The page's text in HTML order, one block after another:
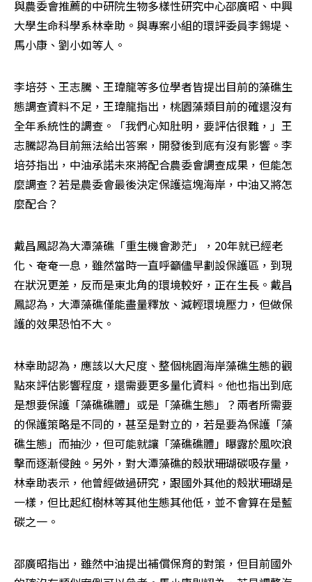
與農委會推薦的中研院生物多樣性研究中心邵廣昭、中興
大學生命科學系林幸助。與專案小組的環評委員李錫堤、
馬小康、劉小如等人。
李培芬、王志騰、王瑋龍等多位學者皆提出目前的藻礁生
態調查資料不足，王瑋龍指出，桃園藻類目前的確還沒有
全年系統性的調查。「我們心知肚明，要評估很難，」王
志騰認為目前無法給出答案，開發後到底有沒有影響。李
培芬指出，中油承諾未來將配合農委會調查成果，但能怎
麼調查？若是農委會最後決定保護這塊海岸，中油又將怎
麼配合？
戴昌鳳認為大潭藻礁「重生機會渺茫」，20年就已經老
化、奄奄一息，雖然當時一直呼籲儘早劃設保護區，到現
在狀況更差，反而是東北角的環境較好，正在生長。戴昌
鳳認為，大潭藻礁僅能盡量釋放、減輕環境壓力，但做保
護的效果恐怕不大。
林幸助認為，應該以大尺度、整個桃園海岸藻礁生態的觀
點來評估影響程度，還需要更多量化資料。他也指出到底
是想要保護「藻礁礁體」或是「藻礁生態」？兩者所需要
的保護策略是不同的，甚至是對立的，若是要為保護「藻
礁生態」而抽沙，但可能就讓「藻礁礁體」曝露於風吹浪
擊而逐漸侵蝕。另外，對大潭藻礁的殼狀珊瑚碳吸存量，
林幸助表示，他曾經做過研究，跟國外其他的殼狀珊瑚是
一樣，但比起紅樹林等其他生態其他低，並不會算在是藍
碳之一。
邵廣昭指出，雖然中油提出補償保育的對策，但目前國外